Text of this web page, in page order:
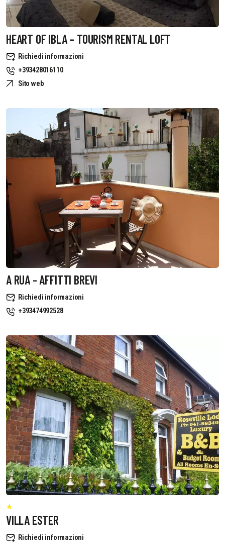
HEART OF IBLA – TOURISM RENTAL LOFT
Richiedi informazioni
+393428016110
Sito web
A RUA - AFFITTI BREVI
Richiedi informazioni
+393474992528
VILLA ESTER
Richiedi informazioni